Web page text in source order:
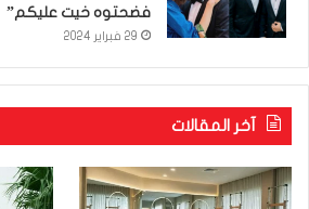
فضحتوه خيت عليكم”
29 فبراير 2024
آخر المقالات